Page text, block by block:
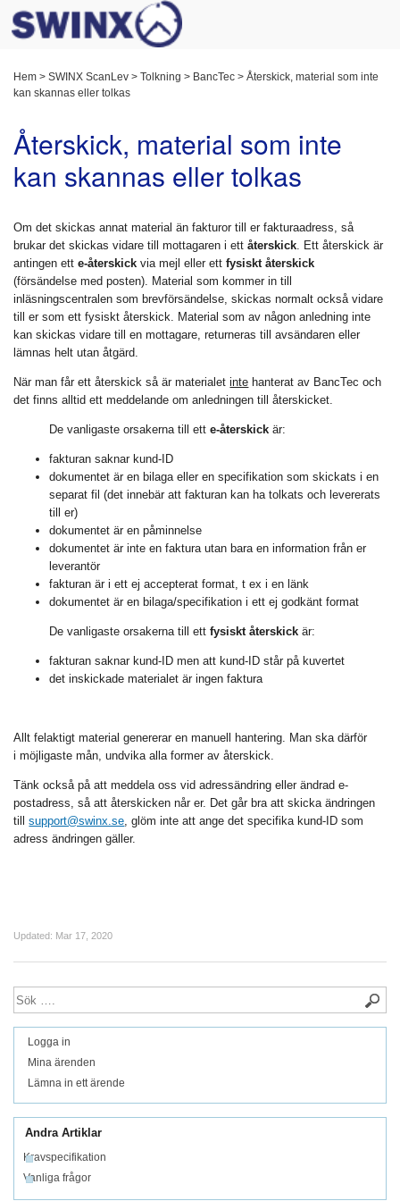
Hem > SWINX ScanLev > Tolkning > BancTec > Återskick, material som inte
kan skannas eller tolkas
Återskick, material som inte
kan skannas eller tolkas
Om det skickas annat material än fakturor till er fakturaadress, så
brukar det skickas vidare till mottagaren i ettåterskick. Ett återskick är
antingen ette-återskick via mejl eller ettfysiskt återskick
(försändelse med posten). Material som kommer in till
inläsningscentralen som brevförsändelse, skickas normalt också vidare
till er som ett fysiskt återskick. Material som av någon anledning inte
kan skickas vidare till en mottagare, returneras till avsändaren eller
lämnas helt utan åtgärd.
När man får ett återskick så är materialetinte hanterat av BancTec och
det finns alltid ett meddelande om anledningen till återskicket.
De vanligaste orsakerna till ette-återskick är:
fakturan saknar kund-ID
dokumentet är en bilaga eller en specifikation som skickats i en
separat fil (det innebär att fakturan kan ha tolkats och levererats
till er)
dokumentet är en påminnelse
dokumentet är inte en faktura utan bara en information från er
leverantör
fakturan är i ett ej accepterat format, t ex i en länk
dokumentet är en bilaga/specifikation i ett ej godkänt format
De vanligaste orsakerna till ettfysiskt återskick är:
fakturan saknar kund-ID men att kund-ID står på kuvertet
det inskickade materialet är ingen faktura
Allt felaktigt material genererar en manuell hantering. Man ska därför
i möjligaste mån, undvika alla former av återskick.
Tänk också på att meddela oss vid adressändring eller ändrad e-
postadress, så att återskicken når er. Det går bra att skicka ändringen
tillsupport@swinx.se, glöm inte att ange det specifika kund-ID som
adress ändringen gäller.
Updated: Mar 17, 2020
Logga in
Mina ärenden
Lämna in ett ärende
Andra Artiklar
Kravspecifikation
Vanliga frågor